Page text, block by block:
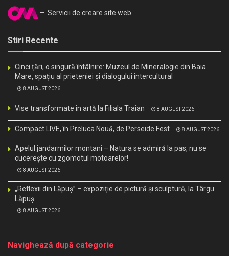
– Servicii de creare site web
Stiri Recente
Cinci țări, o singură întâlnire: Muzeul de Mineralogie din Baia
Mare, spațiu al prieteniei și dialogului intercultural
8 AUGUST 2026
Vise transformate în artă la Filiala Traian 8 AUGUST 2026
Compact LIVE, în Preluca Nouă, de Perseide Fest 8 AUGUST 2026
Apelul jandarmilor montani – Natura se admiră la pas, nu se
cucerește cu zgomotul motoarelor!
8 AUGUST 2026
„Reflexii din Lăpuș” – expoziție de pictură și sculptură, la Târgu
Lăpuș
8 AUGUST 2026
Navighează după categorie